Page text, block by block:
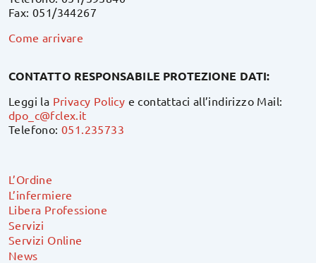
Fax: 051/344267
Come arrivare
CONTATTO RESPONSABILE PROTEZIONE DATI:
Leggi la Privacy Policy e contattaci all’indirizzo Mail:
dpo_c@fclex.it
Telefono:051.235733
L’Ordine
L’infermiere
Libera Professione
Servizi
Servizi Online
News